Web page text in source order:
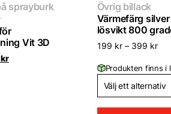
sprayburk
Vit 3D
krDet
Övrig billack
Värmefärg
lösvikt 800
199 kr– 399 kr
Produkten finns i